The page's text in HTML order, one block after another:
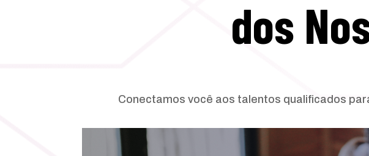
dos
Conectamos você aos talentos qualificados